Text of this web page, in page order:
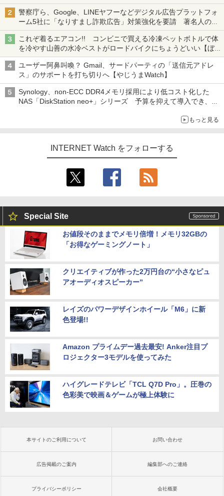
も、持ち替えずに書き込める
警察庁ら、Google、LINEヤフーなどデジタル広告プラットフォ
ーム5社に「なりすまし詐欺広告」対策強化を要請 著名人の写
真や映像を使った投資詐欺などへの対策として
これぞ着るエアコン!! コンビニで買える冷凍ペットボトルで体
を冷やす山善の水冷ベストがロードバイクにちょうどいい【ぼっ
ち・ざ・ろーど！その14】【空いた時間でなにしてる？】
ユーザー阿鼻叫喚？ Gmail、サードパーティの「送信元アドレ
ス」のサポートを打ち切りへ【やじうまWatch】
Synology、non-ECC DDR4メモリ採用により低コスト化した
NAS「DiskStation neo+」シリーズ 予算を抑えて導入でき、
もっと見る
INTERNET Watch をフォローする
Special Site
お値段そのままでメモリ倍増！メモリ32GBの
「お得なゲーミングノート」
クリエイティブが作った2万円台の“小さなピュ
アオーディオスピーカー”
レイズのパワーデザインホイール「M6」に新
色登場!!
Amazon プライムデー過去最安! Anker注目プ
ロジェクター3モデルを使ってみた
ハイグレードテレビ「TCL Q7D Pro」。圧巻の
色彩美で映画＆ゲームが極上体験に
本サイトのご利用について お問い合わせ
広告掲載のご案内 編集部へのご連絡
プライバシーポリシー 会社概要